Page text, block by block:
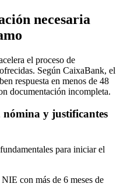
necesaria
el proceso de
Según CaixaBank, el
respuesta en menos de 48
documentación incompleta.
y justificantes
para iniciar el
con más de 6 meses de